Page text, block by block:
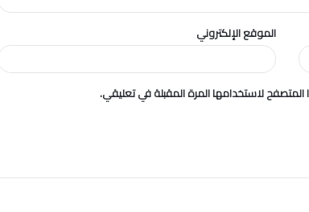
الموقع الإلكتروني
لاستخدامها المرة المقبلة في تعليقي.